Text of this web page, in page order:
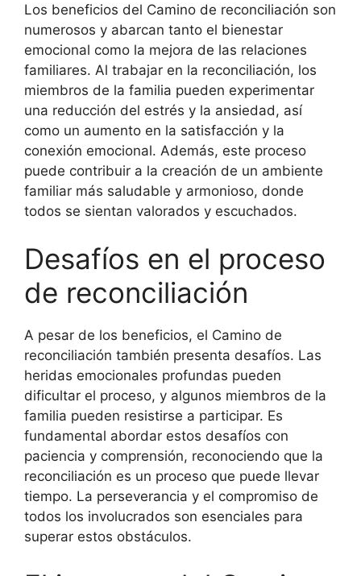
Los beneficios del Camino de reconciliación son
numerosos y abarcan tanto el bienestar
emocional como la mejora de las relaciones
familiares. Al trabajar en la reconciliación, los
miembros de la familia pueden experimentar
una reducción del estrés y la ansiedad, así
como un aumento en la satisfacción y la
conexión emocional. Además, este proceso
puede contribuir a la creación de un ambiente
familiar más saludable y armonioso, donde
todos se sientan valorados y escuchados.
Desafíos en el proceso
de reconciliación
A pesar de los beneficios, el Camino de
reconciliación también presenta desafíos. Las
heridas emocionales profundas pueden
dificultar el proceso, y algunos miembros de la
familia pueden resistirse a participar. Es
fundamental abordar estos desafíos con
paciencia y comprensión, reconociendo que la
reconciliación es un proceso que puede llevar
tiempo. La perseverancia y el compromiso de
todos los involucrados son esenciales para
superar estos obstáculos.